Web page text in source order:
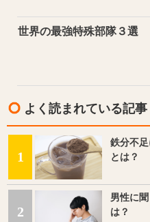
世界の最強特殊部隊３選
よく読まれている記事
1
鉄分不
とは？
2
男性に
は？